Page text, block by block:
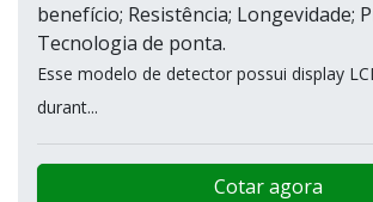
benefício; Resistência; Longevidade;
Tecnologia de ponta.
Esse modelo de detector possui display
durant...
Cotar agora